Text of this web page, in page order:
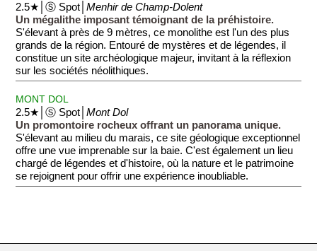
2.5★│Ⓢ Spot│Menhir de Champ-Dolent
Un mégalithe imposant témoignant de la préhistoire.
S'élevant à près de 9 mètres, ce monolithe est l'un des plus
grands de la région. Entouré de mystères et de légendes, il
constitue un site archéologique majeur, invitant à la réflexion
sur les sociétés néolithiques.
MONT DOL
2.5★│Ⓢ Spot│Mont Dol
Un promontoire rocheux offrant un panorama unique.
S'élevant au milieu du marais, ce site géologique exceptionnel
offre une vue imprenable sur la baie. C'est également un lieu
chargé de légendes et d'histoire, où la nature et le patrimoine
se rejoignent pour offrir une expérience inoubliable.